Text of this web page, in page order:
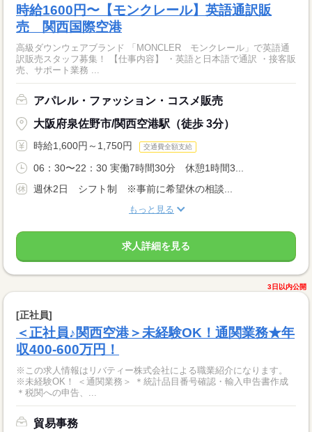
時給1600円〜【モンクレール】英語通訳販
売 関西国際空港
高級ダウンウェアブランド 「MONCLER モンクレール」で英語通
訳販売スタッフ募集！ 【仕事内容】 ・英語と日本語で通訳 ・接客販
売、サポート業務 ...
アパレル・ファッション・コスメ販売
大阪府泉佐野市/関西空港駅（徒歩 3分）
時給1,600円～1,750円 交通費全額支給
06：30〜22：30 実働7時間30分 休憩1時間3...
週休2日 シフト制 ※事前に希望休の相談...
もっと見る
求人詳細を見る
3日以内公開
[正社員]
＜正社員♪関西空港＞未経験OK！通関業務★年
収400-600万円！
※この求人情報はリバティー株式会社による職業紹介になります。
※未経験OK！ ＜通関業務＞ ＊統計品目番号確認・輸入申告書作成
＊税関への申告、...
貿易事務